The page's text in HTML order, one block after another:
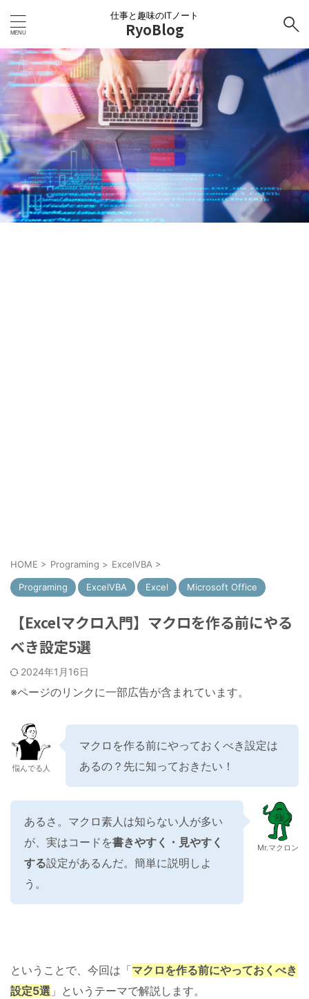
仕事と趣味のITノート
RyoBlog
HOME > Programing > ExcelVBA >
Programing ExcelVBA Excel Microsoft Office
【Excelマクロ入門】マクロを作る前にやる
べき設定5選
2024年1月16日
※ページのリンクに一部広告が含まれています。
悩んでる人
マクロを作る前にやっておくべき設定は
あるの？先に知っておきたい！
あるさ。マクロ素人は知らない人が多い
が、実はコードを書きやすく・見やすく
する設定があるんだ。簡単に説明しよ
う。
Mr.マクロン
ということで、今回は「マクロを作る前にやっておくべき
設定5選 」というテーマで解説します。